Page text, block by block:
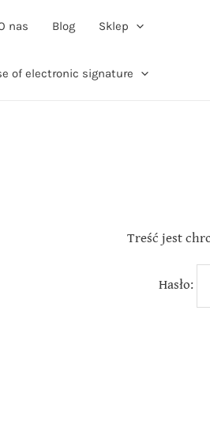
nas Blog Sklep
of electronic signature
Treść jest
Hasło: